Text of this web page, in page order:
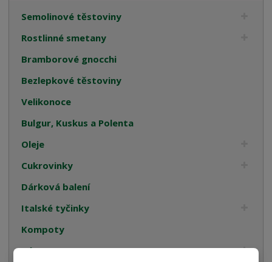
Semolinové těstoviny
Rostlinné smetany
Bramborové gnocchi
Bezlepkové těstoviny
Velikonoce
Bulgur, Kuskus a Polenta
Oleje
Cukrovinky
Dárková balení
Italské tyčinky
Kompoty
Káva